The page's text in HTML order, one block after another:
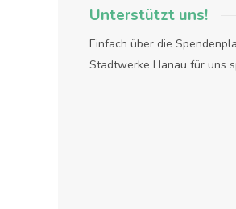
Unterstützt uns!
Einfach über die
Stadtwerke Hanau für uns